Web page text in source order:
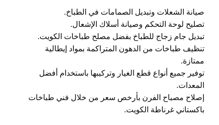
صيانة الشعلات وتبديل الصمامات في الطباخ.
تصليح لوحة التحكم وصيانة أسلاك الإشعال.
تبديل جام زجاج للطباخ بفضل مصلح طباخات الكويت.
تنظيف طباخات من الدهون المتراكمة بمواد إيطالية
ممتازة.
توفير جميع أنواع قطع الغيار وتركيبها باستخدام أفضل
المعدات.
إصلاح مصباح الفرن بأرخص سعر من خلال فني طباخات
باكستاني غرناطة الكويت.